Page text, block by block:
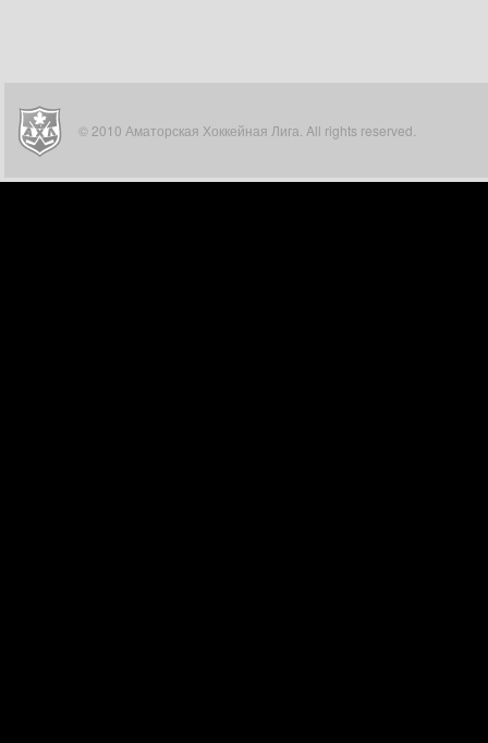
© 2010 Аматорская Хоккейная Лига. All rights reserved.